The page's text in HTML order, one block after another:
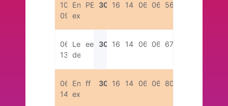
10/09/2025
09:36
Entreprise
extérieure
PES 30 16 14 06:4106:23
56
06/08/2026
13:46
Les
deux
ee 30 16 14 06:3206:21
67
06/08/2026
14:19
Entreprise
extérieure
ff 30 16 14 06:3406:06
80